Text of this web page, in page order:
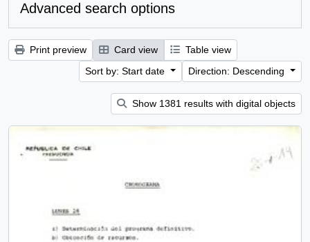
Advanced search options
Print preview Card view
Table view
Sort by: Start date
Direction: Descending
Show 1381 results with digital objects